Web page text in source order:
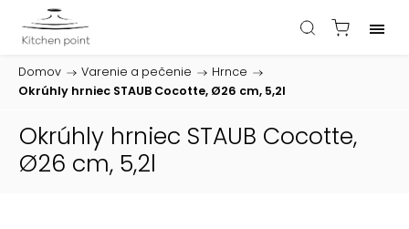
Domov / Varenie a pečenie / Hrnce /
Okrúhly hrniec STAUB Cocotte, Ø26 cm, 5,2l
Okrúhly hrniec STAUB Cocotte,
Ø26 cm, 5,2l